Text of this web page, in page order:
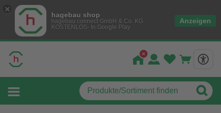
hagebau shop
hagebau connect GmbH & Co. KG
KOSTENLOS- In Google Play
Anzeigen